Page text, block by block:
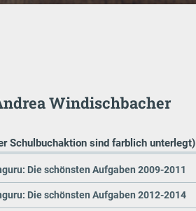
Windischbacher
Schulbuchaktion sind farblich unterlegt)
Die schönsten Aufgaben 2009-2011
Die schönsten Aufgaben 2012-2014